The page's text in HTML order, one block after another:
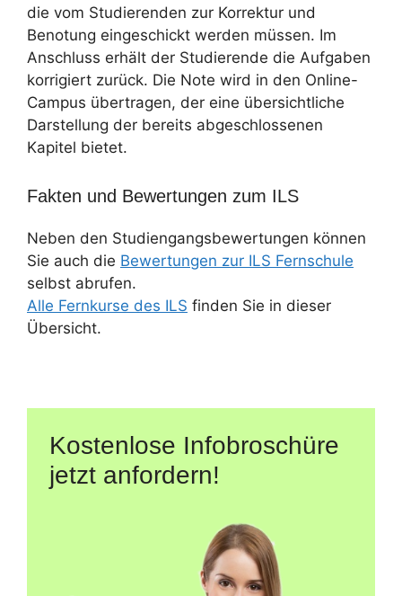
die vom Studierenden zur Korrektur und
Benotung eingeschickt werden müssen. Im
Anschluss erhält der Studierende die Aufgaben
korrigiert zurück. Die Note wird in den Online-
Campus übertragen, der eine übersichtliche
Darstellung der bereits abgeschlossenen
Kapitel bietet.
Fakten und Bewertungen zum ILS
Neben den Studiengangsbewertungen können
Sie auch die Bewertungen zur ILS Fernschule
selbst abrufen.
Alle Fernkurse des ILS finden Sie in dieser
Übersicht.
Kostenlose Infobroschüre
jetzt anfordern!